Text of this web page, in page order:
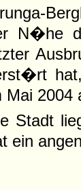
N�he
Mai 2004
Stadt
ein